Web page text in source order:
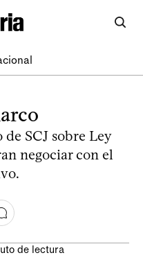
SCJ sobre Ley
negociar con el
de lectura